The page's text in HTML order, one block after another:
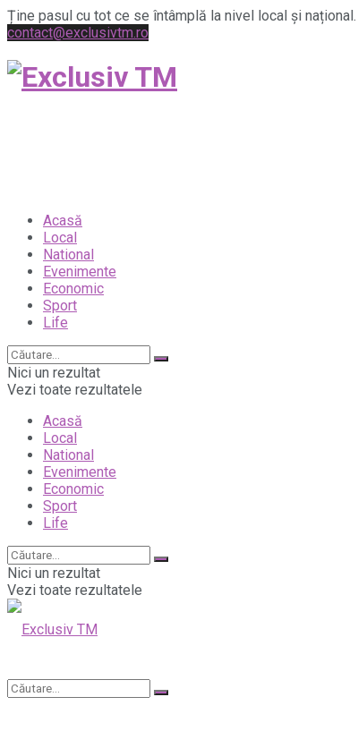
Ține pasul cu tot ce se întâmplă la nivel local și național.
contact@exclusivtm.ro
Acasă
Local
National
Evenimente
Economic
Sport
Life
Nici un rezultat
Vezi toate rezultatele
Acasă
Local
National
Evenimente
Economic
Sport
Life
Nici un rezultat
Vezi toate rezultatele